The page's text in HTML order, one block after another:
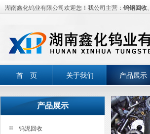
湖南鑫化钨业有限公司欢迎您！我公司主营： 钨钢回收、
首 页 关于我们 产品展示
产品展示
钨泥回收